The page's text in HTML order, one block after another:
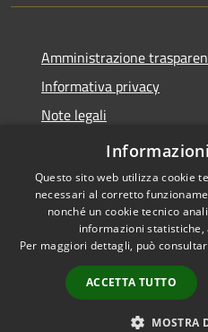
Amministrazione
Informativa privacy
Note legali
Dichiarazione di accessibilità
Accessibilità
Questo sito web utilizza cookie
necessari al corretto
nonché un cookie tecnico
informazioni
Per maggiori dettagli, può
ACCETTA TUTTO
MOSTRA